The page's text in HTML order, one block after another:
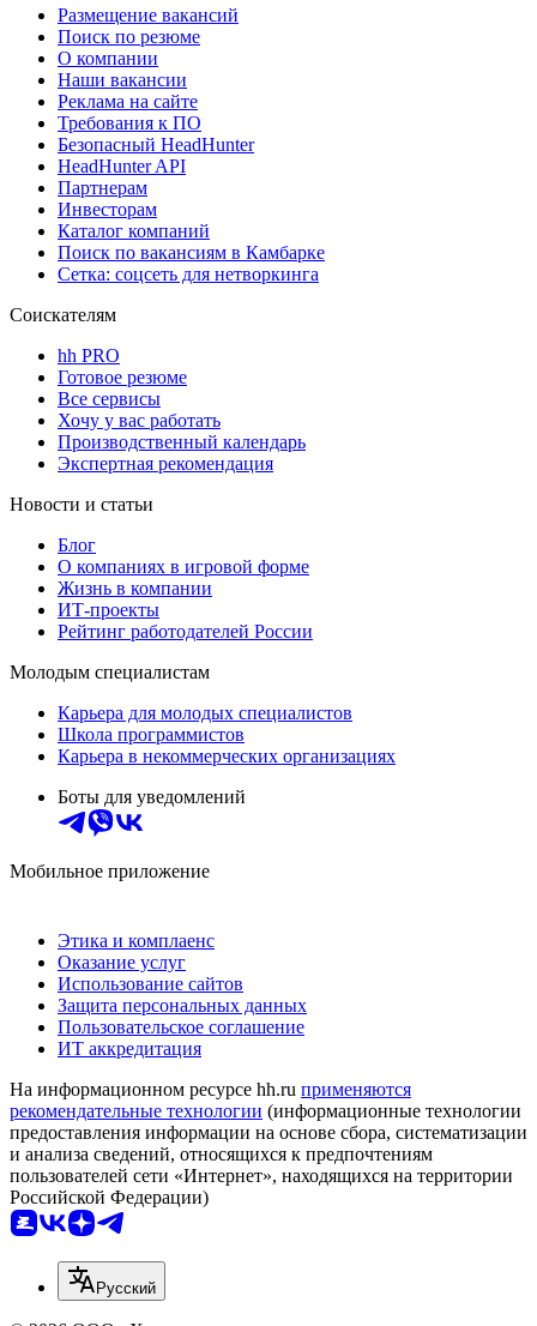
Размещение вакансий
Поиск по резюме
О компании
Наши вакансии
Реклама на сайте
Требования к ПО
Безопасный HeadHunter
HeadHunter API
Партнерам
Инвесторам
Каталог компаний
Поиск по вакансиям в Камбарке
Сетка: соцсеть для нетворкинга
Соискателям
hh PRO
Готовое резюме
Все сервисы
Хочу у вас работать
Производственный календарь
Экспертная рекомендация
Новости и статьи
Блог
О компаниях в игровой форме
Жизнь в компании
ИТ-проекты
Рейтинг работодателей России
Молодым специалистам
Карьера для молодых специалистов
Школа программистов
Карьера в некоммерческих организациях
Боты для уведомлений
Мобильное приложение
Этика и комплаенс
Оказание услуг
Использование сайтов
Защита персональных данных
Пользовательское соглашение
ИТ аккредитация
На информационном ресурсе hh.ru применяются
рекомендательные технологии (информационные технологии
предоставления информации на основе сбора, систематизации
и анализа сведений, относящихся к предпочтениям
пользователей сети «Интернет», находящихся на территории
Российской Федерации)
Русский